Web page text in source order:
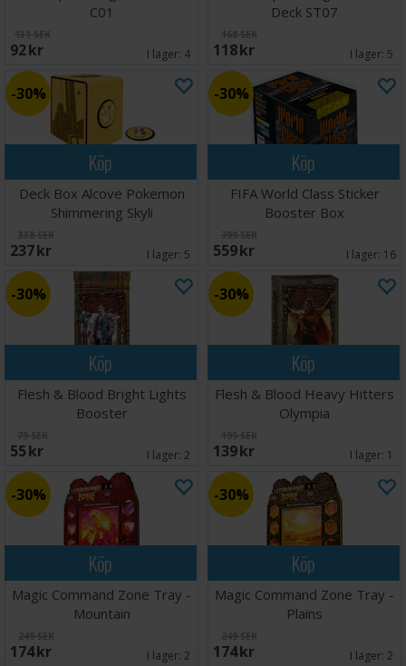
C01
131 SEK
92 SEK I lager: 4
Deck ST07
168 SEK
118 SEK I lager: 5
Köp
30%
Deck Box Alcove Pokemon
Shimmering Skyli
338 SEK
237 SEK I lager: 5
Köp
30%
FIFA World Class Sticker
Booster Box
799 SEK
559 SEK I lager: 16
Köp
30%
Flesh & Blood Bright Lights
Booster
79 SEK
55 SEK I lager: 2
Köp
30%
Flesh & Blood Heavy Hitters
Olympia
199 SEK
139 SEK I lager: 1
Köp
30%
Magic Command Zone Tray -
Mountain
249 SEK
174 SEK I lager: 2
Köp
30%
Magic Command Zone Tray -
Plains
249 SEK
174 SEK I lager: 2